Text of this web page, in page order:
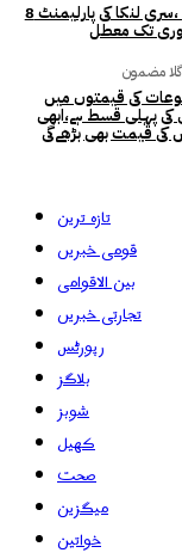
معاشی بحران ،سری لنکا کی پارلیمنٹ 8
تک معطل
مضمون
کی قیمتوں میں
کی پہلی قسط ہے،ابھی
کی قیمت بھی بڑھےگی
تازہ ترین
قومی خبریں
بین الاقوامی
تجارتی خبریں
رپورٹس
بلاگز
شوبز
کھیل
صحت
میگزین
خواتین